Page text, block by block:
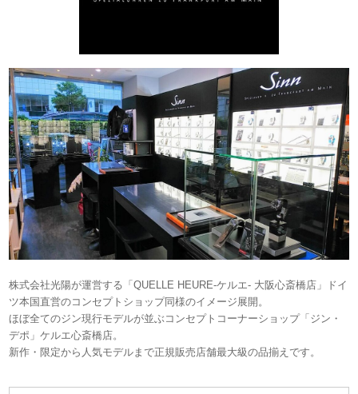
株式会社光陽が運営する「QUELLE HEURE-ケルエ- 大阪心斎橋店」ドイ
ツ本国直営のコンセプトショップ同様のイメージ展開。
ほぼ全てのジン現行モデルが並ぶコンセプトコーナーショップ「ジン・
デポ」ケルエ心斎橋店。
新作・限定から人気モデルまで正規販売店舗最大級の品揃えです。